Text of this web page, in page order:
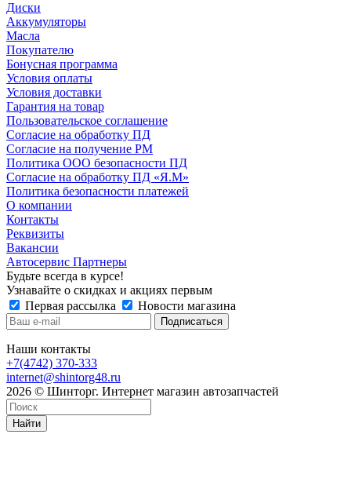
Диски
Аккумуляторы
Масла
Покупателю
Бонусная программа
Условия оплаты
Условия доставки
Гарантия на товар
Пользовательское соглашение
Согласие на обработку ПД
Согласие на получение РМ
Политика ООО безопасности ПД
Согласие на обработку ПД «Я.М»
Политика безопасности платежей
О компании
Контакты
Реквизиты
Вакансии
Автосервис Партнеры
Будьте всегда в курсе!
Узнавайте о скидках и акциях первым
Первая рассылка
Новости магазина
Наши контакты
+7(4742) 370-333
internet@shintorg48.ru
2026 © Шинторг. Интернет магазин автозапчастей
Найти